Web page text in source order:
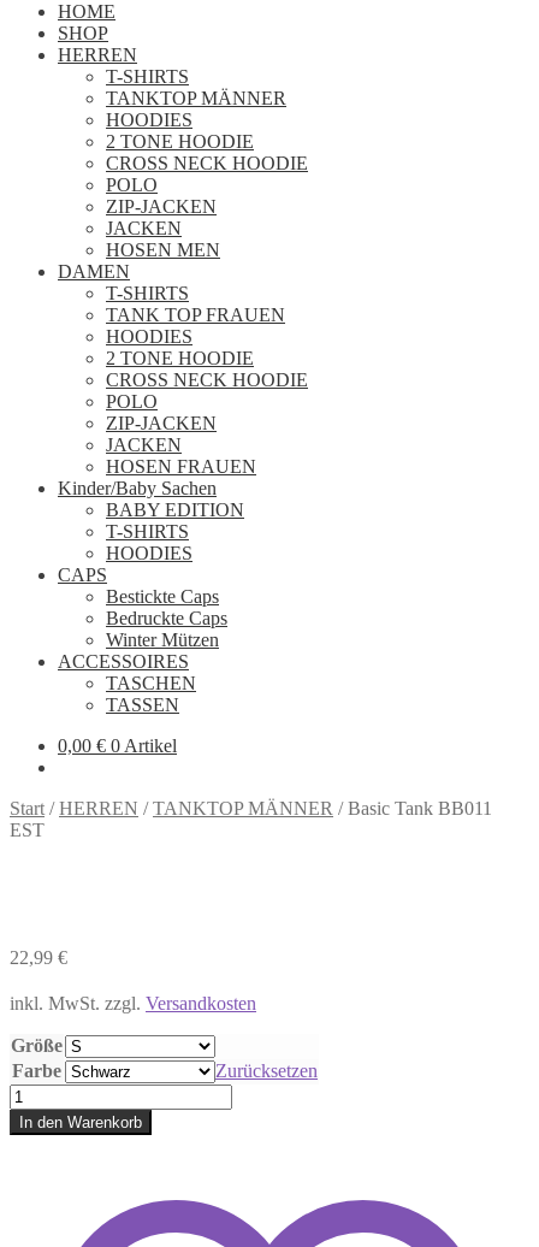
HOME
SHOP
HERREN
T-SHIRTS
TANKTOP MÄNNER
HOODIES
2 TONE HOODIE
CROSS NECK HOODIE
POLO
ZIP-JACKEN
JACKEN
HOSEN MEN
DAMEN
T-SHIRTS
TANK TOP FRAUEN
HOODIES
2 TONE HOODIE
CROSS NECK HOODIE
POLO
ZIP-JACKEN
JACKEN
HOSEN FRAUEN
Kinder/Baby Sachen
BABY EDITION
T-SHIRTS
HOODIES
CAPS
Bestickte Caps
Bedruckte Caps
Winter Mützen
ACCESSOIRES
TASCHEN
TASSEN
0,00 € 0 Artikel
Start /HERREN /TANKTOP MÄNNER /Basic Tank BB011
EST
22,99 €
inkl. MwSt. zzgl. Versandkosten
Größe
Farbe
Zurücksetzen
Basic
Tank
BB011
In den Warenkorb